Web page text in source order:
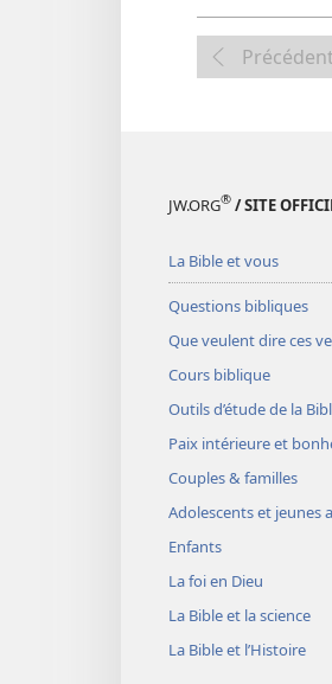
Précédent
JW.ORG® / SITE
La Bible et vous
Questions bibliques
Que veulent dire ces
Cours biblique
Outils d’étude de la
Paix intérieure et
Couples & familles
Adolescents et jeunes
Enfants
La foi en Dieu
La Bible et la science
La Bible et l’Histoire